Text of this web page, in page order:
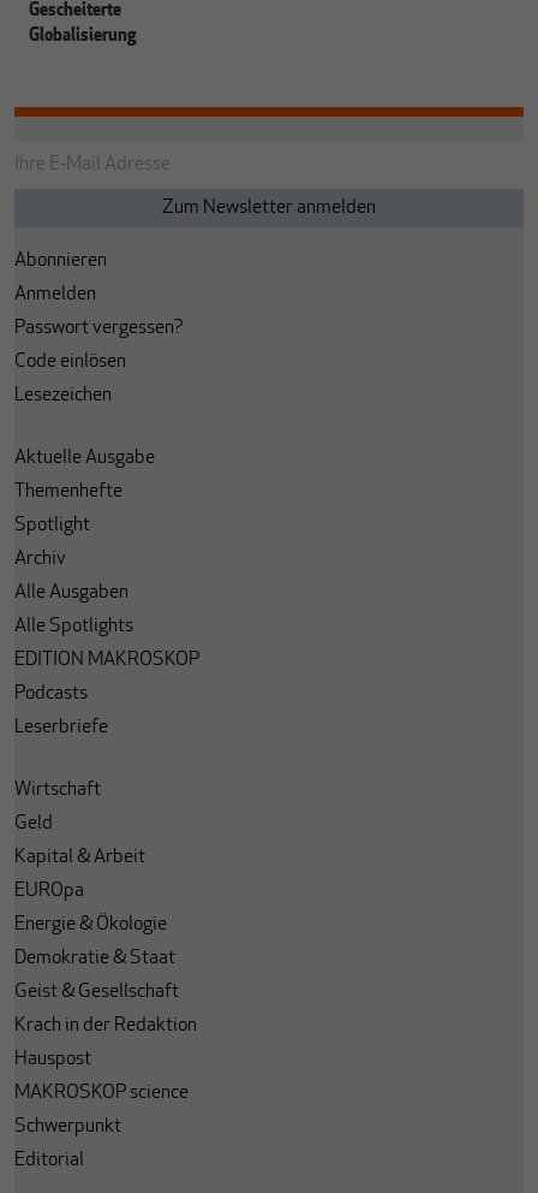
Gescheiterte
Globalisierung
Abonnieren
Anmelden
Passwort vergessen?
Code einlösen
Lesezeichen
Aktuelle Ausgabe
Themenhefte
Spotlight
Archiv
Alle Ausgaben
Alle Spotlights
EDITION MAKROSKOP
Podcasts
Leserbriefe
Wirtschaft
Geld
Kapital & Arbeit
EUROpa
Energie & Ökologie
Demokratie & Staat
Geist & Gesellschaft
Krach in der Redaktion
Hauspost
MAKROSKOP science
Schwerpunkt
Editorial